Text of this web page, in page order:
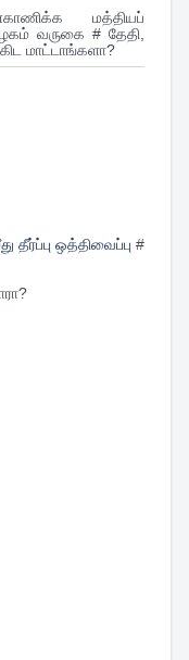
மத்தியப்
வருகை # தேதி,
மாட்டாங்களா?
தீர்ப்பு ஒத்திவைப்பு #